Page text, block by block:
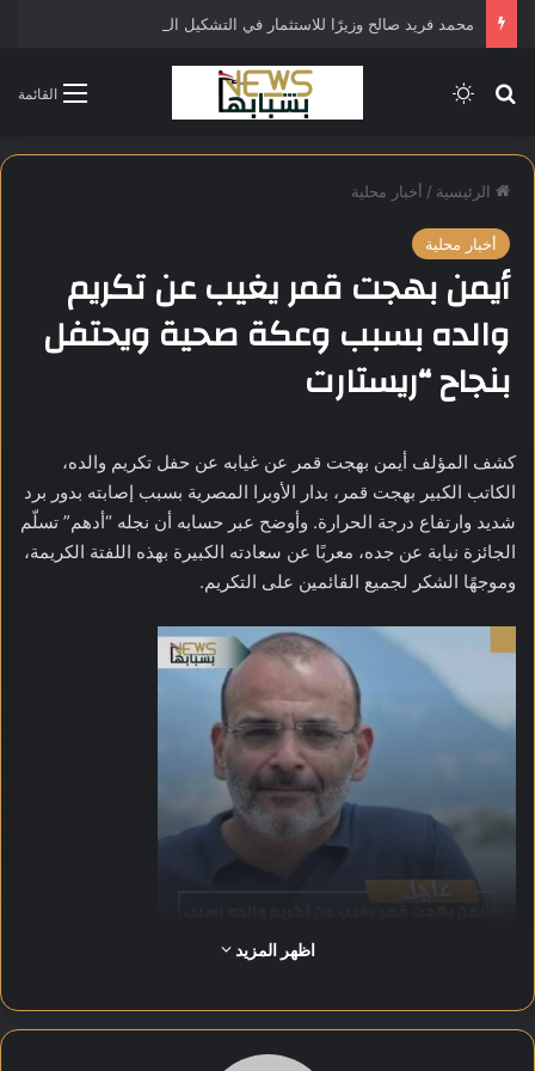
محمد فريد صالح وزيرًا للاستثمار في التشكيل الحكومي الجديد
القائمة بحث عن
الرئيسية / أخبار محلية
أخبار محلية
أيمن بهجت قمر يغيب عن تكريم
والده بسبب وعكة صحية ويحتفل
بنجاح “ريستارت
كشف المؤلف أيمن بهجت قمر عن غيابه عن حفل تكريم والده،
الكاتب الكبير بهجت قمر، بدار الأوبرا المصرية بسبب إصابته بدور برد
شديد وارتفاع درجة الحرارة. وأوضح عبر حسابه أن نجله “أدهم” تسلّم
الجائزة نيابة عن جده، معربًا عن سعادته الكبيرة بهذه اللفتة الكريمة،
وموجهًا الشكر لجميع القائمين على التكريم.
واحتفل قمر مؤخرًا بالنجاح الكبير لفيلمه الجديد “ريستارت”، الذي
اظهر المزيد